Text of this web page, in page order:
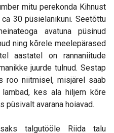
mitu perekonda Kihnust
30 püsielanikuni. Seetõttu
avatuna püsinud
ning kõrele meelepärased
aastatel on rannaniitude
juurde tulnud. Sestap
roo niitmisel, misjärel saab
kes ala hiljem kõre
püsivalt avarana hoiavad.
talgutööle Riida talu